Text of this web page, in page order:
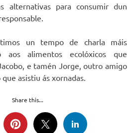
alternativas para consumir dun
un tempo de charla máis
alimentos ecolóxicos que
e tamén Jorge, outro amigo
asistiu ás xornadas.
Share this...